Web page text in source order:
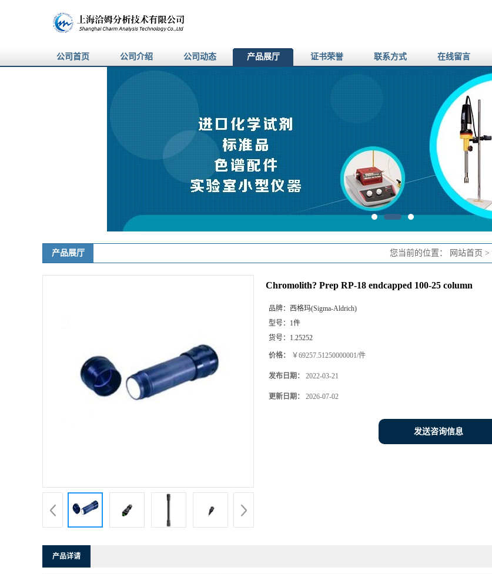
公司首页 公司介绍 公司动态 产品展厅 证书荣誉 联系方式 在线留言
产品展厅 您当前的位置： 网站首页 >
Chromolith? Prep RP-18 endcapped 100-25 column
品牌： 西格玛(Sigma-Aldrich)
型号： 1件
货号： 1.25252
价格： ￥69257.51250000001/件
发布日期： 2022-03-21
更新日期： 2026-07-02
发送咨询信息
产品详请